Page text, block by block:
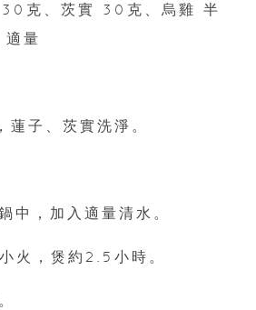
克、茨實 30克、烏雞 半
量
蓮子、茨實洗淨。
中，加入適量清水。
火，煲約2.5小時。